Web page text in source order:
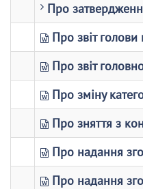
Про
Про звіт
Про звіт
Про зміну
Про зняття з
Про надання
Про надання